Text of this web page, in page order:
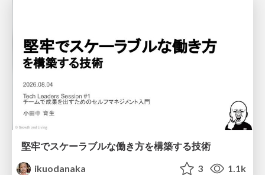
堅牢でスケーラブルな働き方を構築する技術
ikuodanaka
3 1.1k